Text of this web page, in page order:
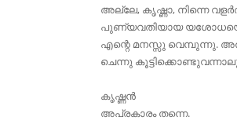
അല്ലേ, കൃഷ്ണാ, നിന്നെ
പുണ്യവതിയായ
എന്റെ മനസ്സു വെമ്പുന്നു.
ചെന്നു
കൃഷ്ണൻ
അപ്രകാരം തന്നെ.